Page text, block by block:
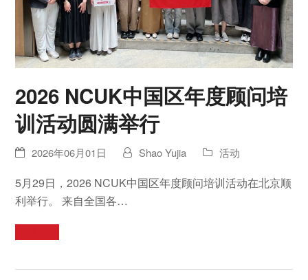
2026 NCUK中国区年度顾问培
训活动圆满举行
2026年06月01日 Shao Yujia 活动
5月29日，2026 NCUK中国区年度顾问培训活动在北京顺
利举行。 来自全国各…